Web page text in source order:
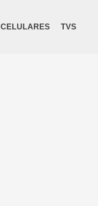
CELULARES TVS